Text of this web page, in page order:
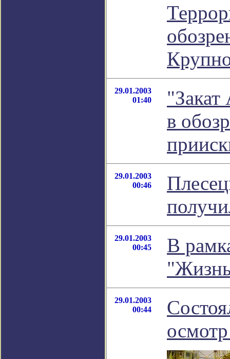
29.01.2003
01:40
в
29.01.2003
00:46
29.01.2003
00:45
В
29.01.2003
00:44